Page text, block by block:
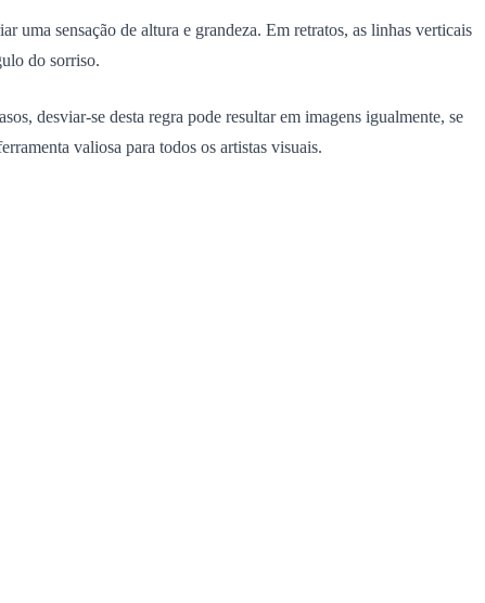
sensação de altura e grandeza. Em retratos, as linhas verticais
do sorriso.
desviar-se desta regra pode resultar em imagens igualmente, se
valiosa para todos os artistas visuais.